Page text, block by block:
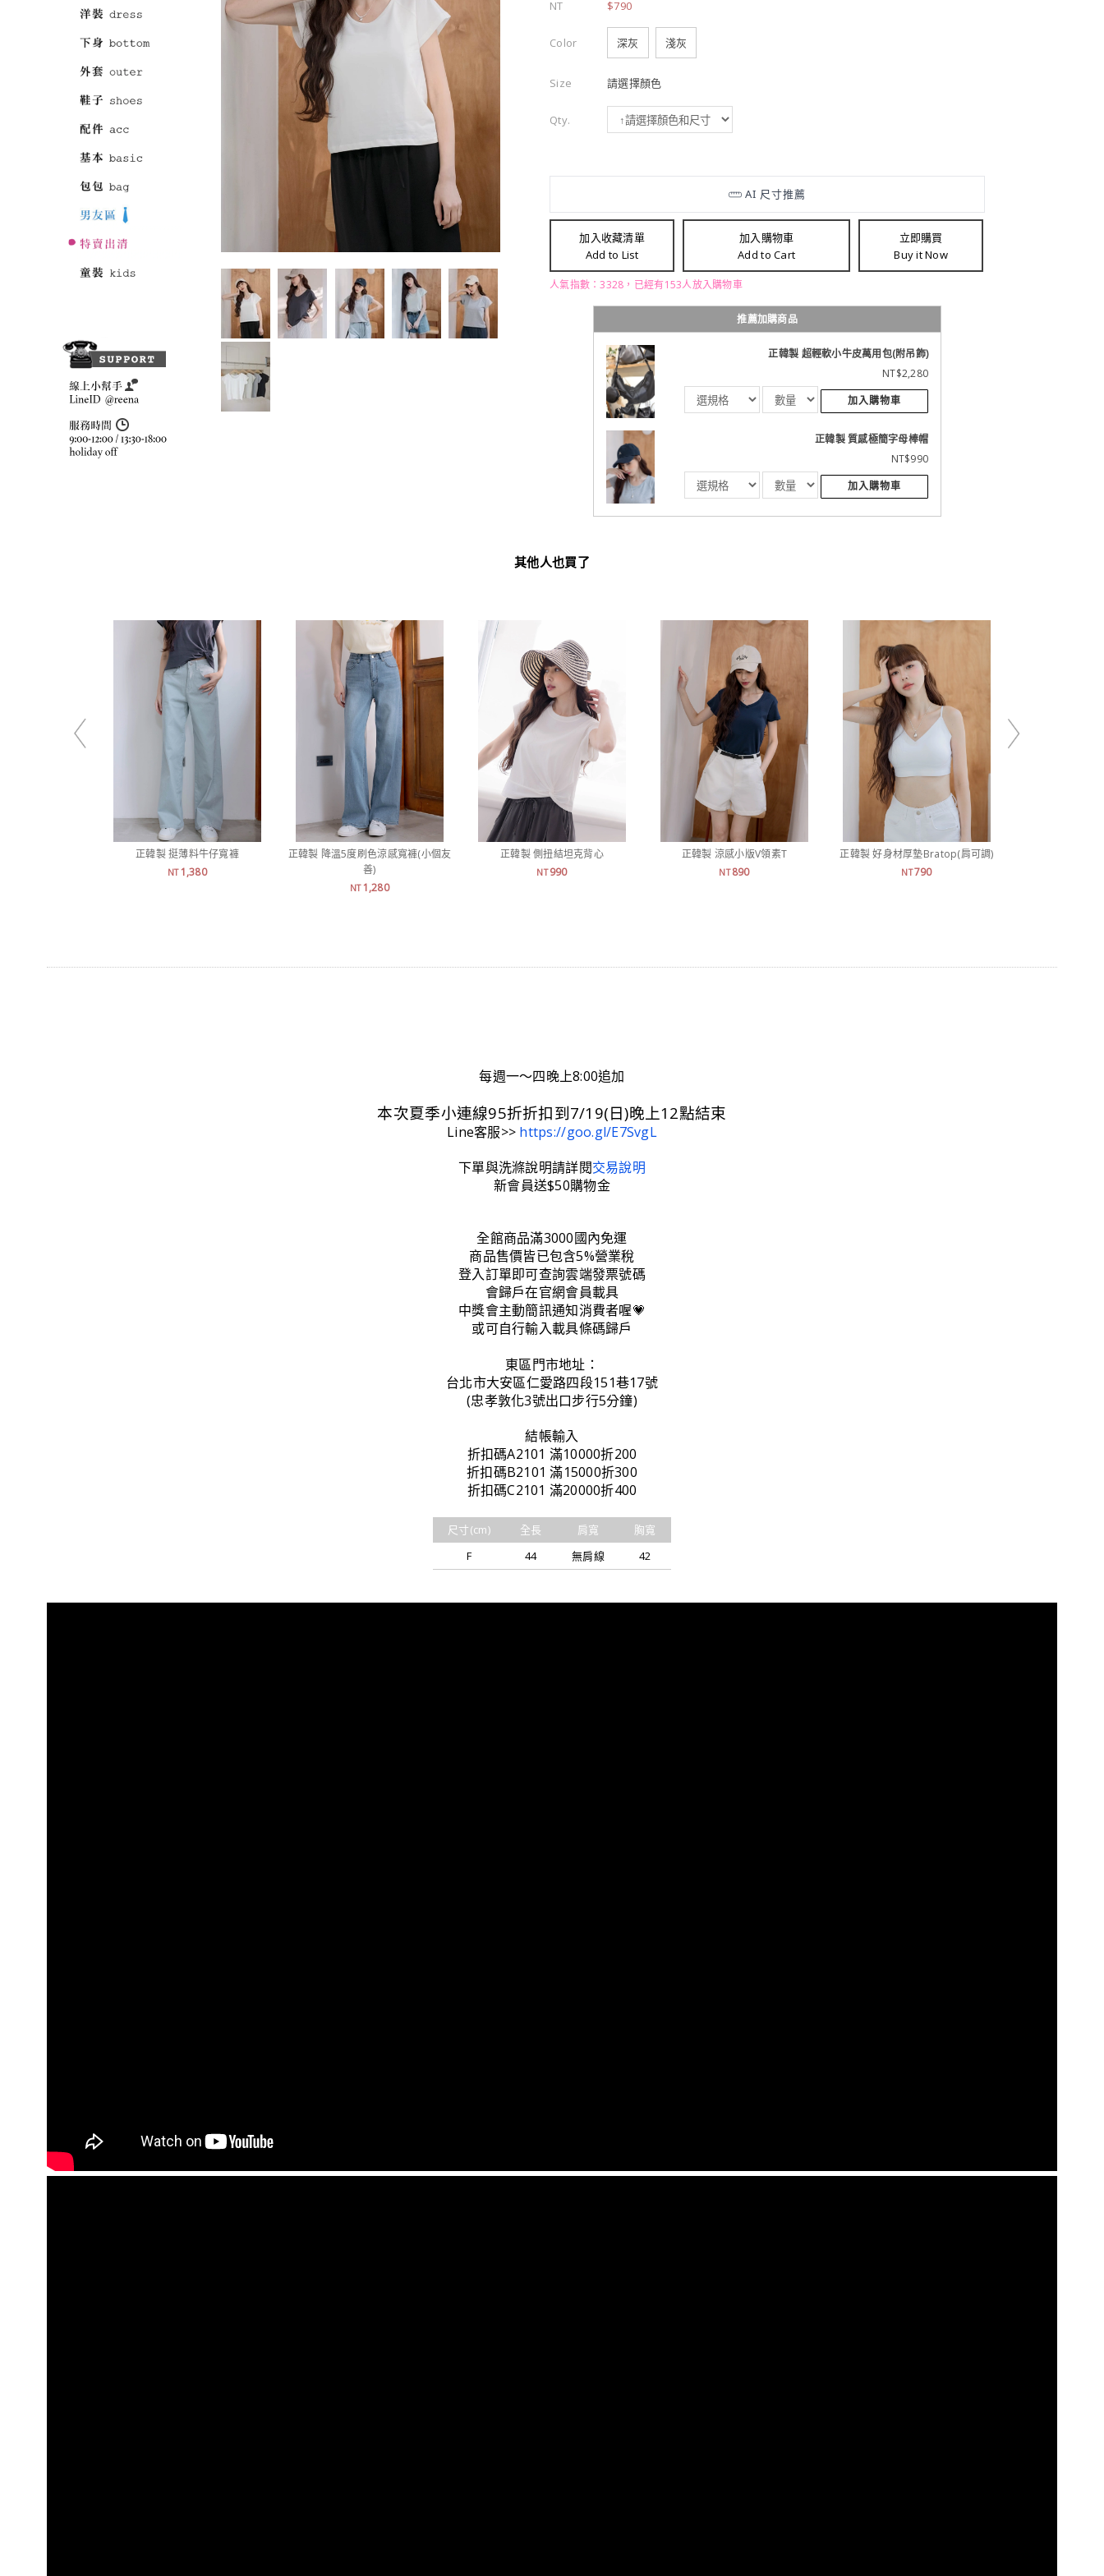
NT $790
Color 深灰 淺灰
Size 請選擇顏色
Qty.
加入收藏清單
Add to List
加入購物車
Add to Cart
立即購買
Buy it Now
人氣指數：3328，已經有153人放入購物車
推薦加購商品
正韓製 超輕軟小牛皮萬用包(附吊飾)
NT$2,280
加入購物車
正韓製 質感極簡字母棒帽
NT$990
加入購物車
其他人也買了
正韓製 挺薄料牛仔寬褲
NT1,380
正韓製 降溫5度刷色涼感寬褲(小個友
善)
NT1,280
正韓製 側扭結坦克背心
NT 990
正韓製 涼感小版V領素T
NT 890
正韓製 好身材厚墊Bratop(肩可調)
NT790
每週一～四晚上8:00追加
本次夏季小連線95折折扣到7/19(日)晚上12點結束
Line客服>> https://goo.gl/E7SvgL
下單與洗滌說明請詳閱交易說明
新會員送$50購物金
全館商品滿3000國內免運
商品售價皆已包含5%營業稅
登入訂單即可查詢雲端發票號碼
會歸戶在官網會員載具
中獎會主動簡訊通知消費者喔💗
或可自行輸入載具條碼歸戶
東區門市地址：
台北市大安區仁愛路四段151巷17號
(忠孝敦化3號出口步行5分鐘)
結帳輸入
折扣碼A2101 滿10000折200
折扣碼B2101 滿15000折300
折扣碼C2101 滿20000折400
尺寸(cm) 全長 肩寬
胸寬
F
44 無肩線 42